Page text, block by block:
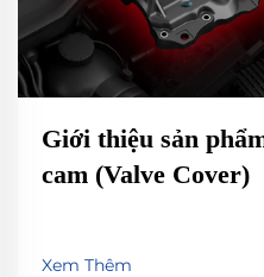
Giới thiệu sản
cam (Valve Cover)
Xem Thêm